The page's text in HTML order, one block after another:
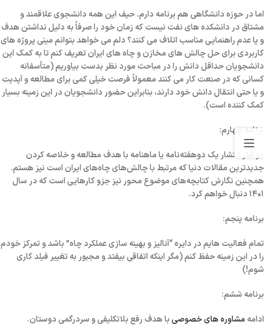
اما درحوزه دانشگاهیهم برنامه دارم. حیف این همه دانشجوی علاقمند و
مشتاق در دانشکده های نفت نیست که زمان خود را صرفاً به دلیل نداشتن هدف
و یا عدم راهنمایی مناسب اتلاف می کنند؟ دلم می خواهد بتوانم مینی پروژه های
کاربردی برای حل چالش های مخازن و چاه های ایران تعریف کنم تا به کمک این
دانشجویان حداقل دانش را در مباحث مورد نظر بدست بیاوریم (متأسفانه
کسانی که در صنعت کار می کنند معمولاً فرصت خیلی کمی برای مطالعه و آپدیت
و یا حتی انتقال دانش خود دارند، بنابراین حضور دانشجویان در این زمینه بسیار
کمک کننده است).
برنامه چهارم:
در فکر انتشار یک دوهفته‌نامه یا ماهنامه با هدف مطالعه و خلاصه کردن
جدیدترین مقالات دنیا که مرتبط با چالش‌های چاه‌های ایران است نیز هستم.
همچنیننگارش کتابچه‌های موضوع محورنیز جزو کارهایی است که در سال
۱۴۰۱ دنبال خواهم کرد.
برنامه پنجم:
تمام فعالیت هایم در دایره “آنالیز و بهینه سازی عملکرد چاه” باشد و تمرکز خودم
را در این زمینه حفظ کنم (مگر اینکه اتفاقی بیفتد و مجبور به تغییر فیلد کاری
شوم!)
برنامه ششم:
ادامه مشاوره های خصوصیبا هدف رفع بلاتکلیفی و سردرگمیدوستان.